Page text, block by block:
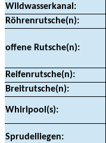
Wildwasserkanal:
Röhrenrutsche(n):
offene Rutsche(n):
Reifenrutsche(n):
Breitrutsche(n):
Whirlpool(s):
Sprudelliegen: